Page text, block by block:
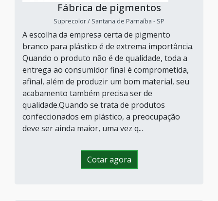
Fábrica de pigmentos
Suprecolor / Santana de Parnaíba - SP
A escolha da empresa certa de pigmento
branco para plástico é de extrema importância.
Quando o produto não é de qualidade, toda a
entrega ao consumidor final é comprometida,
afinal, além de produzir um bom material, seu
acabamento também precisa ser de
qualidade.Quando se trata de produtos
confeccionados em plástico, a preocupação
deve ser ainda maior, uma vez q...
Cotar agora